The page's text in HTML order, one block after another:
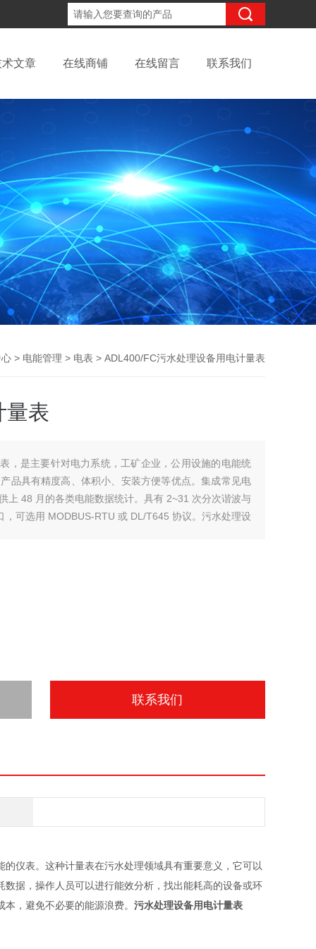
术文章 在线商铺 在线留言 联系我们
> 电能管理 > 电表 > ADL400/FC污水处理设备用电计量表
量表
，是主要针对电力系统，工矿企业，公用设施的电能统
品具有精度高、体积小、安装方便等优点。集成常见电
上 48 月的各类电能数据统计。具有 2~31 次分次谐波与
可选用 MODBUS-RTU 或 DL/T645 协议。污水处理设
联系我们
仪表。这种计量表在污水处理领域具有重要意义，它可以
据，操作人员可以进行能效分析，找出能耗高的设备或环
，避免不必要的能源浪费。 污水处理设备用电计量表